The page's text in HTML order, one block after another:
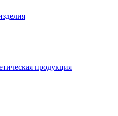
продукция